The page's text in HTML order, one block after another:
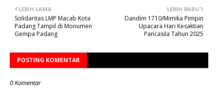
LEBIH BARU
Dandim 1710/Mimika Pimpin
Upacara Hari Kesaktian
Pancasila Tahun 2025
LEBIH LAMA
Solidaritas LMP Macab Kota
Padang Tampil di Monumen
Gempa Padang
POSTING KOMENTAR
0 Komentar